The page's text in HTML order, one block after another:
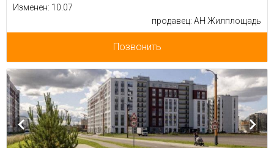
Изменен: 10.07
продавец: АН Жилплощадь
Позвонить